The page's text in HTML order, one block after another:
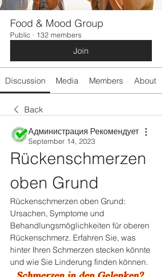
Food & Mood Group
Public · 132 members
Join
Discussion Media Members About
Back
Администрация Рекомендует
September 14, 2023
Rückenschmerzen
oben Grund
Rückenschmerzen oben Grund:
Ursachen, Symptome und
Behandlungsmöglichkeiten für oberen
Rückenschmerz. Erfahren Sie, was
hinter Ihren Schmerzen stecken könnte
und wie Sie Linderung finden können.